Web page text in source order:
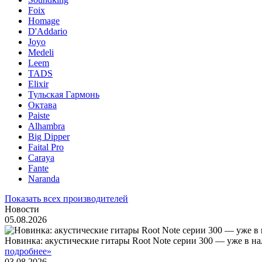
Foix
Homage
D'Addario
Joyo
Medeli
Leem
TADS
Elixir
Тульская Гармонь
Октава
Paiste
Alhambra
Big Dipper
Faital Pro
Caraya
Fante
Naranda
Показать всех производителей
Новости
05.08.2026
Новинка: акустические гитары Root Note серии 300 — уже в
подробнее»